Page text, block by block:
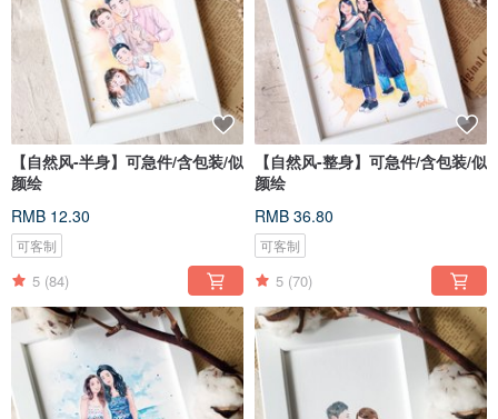
【自然风-半身】可急件/含包装/似
颜绘
RMB 12.30
可客制
5 (84)
【自然风-整身】可急件/含包装/似
颜绘
RMB 36.80
可客制
5 (70)